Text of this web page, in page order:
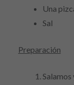
Una
Sal
Preparación
Salamos